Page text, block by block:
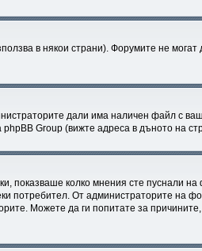
в някои страни). Форумите не могат
дали има наличен файл с
Group (вижте адреса в дъното на
показваше колко мнения сте пуснали
потребител. От администраторите на
Можете да ги попитате за